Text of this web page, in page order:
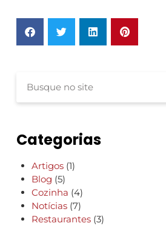
Categorias
Artigos (1)
Blog (5)
Cozinha (4)
Notícias (7)
Restaurantes (3)